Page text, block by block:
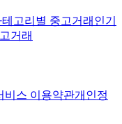
테고리별 중고거래 인기
거래
비스 이용약관개인정